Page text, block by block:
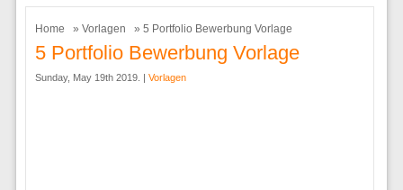
Home » Vorlagen » 5 Portfolio Bewerbung Vorlage
5 Portfolio Bewerbung Vorlage
Sunday, May 19th 2019. | Vorlagen